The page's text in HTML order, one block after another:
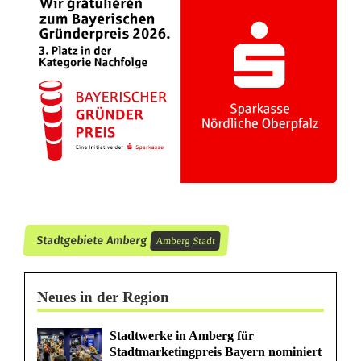
s
p
Stadtgebiete Amberg Amberg Stadt
Neues in der Region
Stadtwerke in Amberg für
Stadtmarketingpreis Bayern nominiert